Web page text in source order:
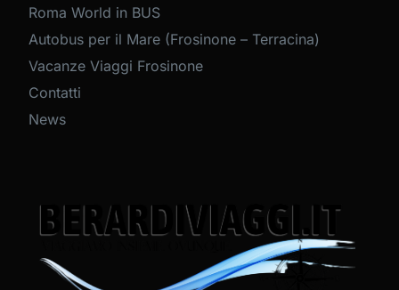
Roma World in BUS
Autobus per il Mare (Frosinone – Terracina)
Vacanze Viaggi Frosinone
Contatti
News